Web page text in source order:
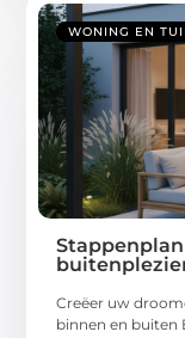
WONING EN
Creëer uw
binnen en buiten